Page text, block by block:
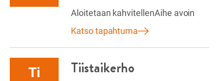
Aloitetaan kahvitellenAihe avoin
Katso tapahtuma
Ti Tiistaikerho